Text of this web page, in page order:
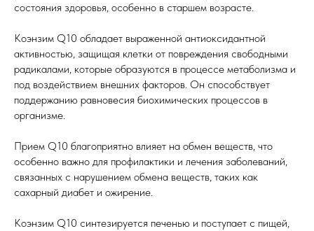
состояния здоровья, особенно в старшем возрасте.
Коэнзим Q10 обладает выраженной антиоксидантной
активностью, защищая клетки от повреждения свободными
радикалами, которые образуются в процессе метаболизма и
под воздействием внешних факторов. Он способствует
поддержанию равновесия биохимических процессов в
организме.
Прием Q10 благоприятно влияет на обмен веществ, что
особенно важно для профилактики и лечения заболеваний,
связанных с нарушением обмена веществ, таких как
сахарный диабет и ожирение.
Коэнзим Q10 синтезируется печенью и поступает с пищей,